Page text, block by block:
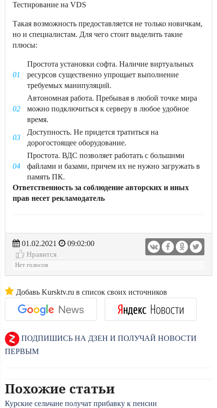
Тестирование на VDS
Такая возможность предоставляется не только новичкам,
но и специалистам. Для чего стоит выделить такие
плюсы:
Простота установки софта. Наличие виртуальных
ресурсов существенно упрощает выполнение
требуемых манипуляций.
Автономная работа. Пребывая в любой точке мира
можно подключиться к серверу в любое удобное
время.
Доступность. Не придется тратиться на
дорогостоящее оборудование.
Простота. ВДС позволяет работать с большими
файлами и базами, причем их не нужно загружать в
память ПК.
Ответственность за соблюдение авторских и иных
прав несет рекламодатель
01.02.2021
09:02:00
Нравится
Нет голосов
Добавь Kursktv.ru в список своих источников
ПОДПИШИСЬ НА ДЗЕН И ПОЛУЧАЙ НОВОСТИ
ПЕРВЫМ
Похожие статьи
Курские сельчане получат прибавку к пенсии